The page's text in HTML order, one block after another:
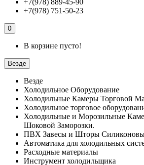
+7(978) 889-45-90
+7(978) 751-50-23
0
В корзине пусто!
Везде
Везде
Холодильное Оборудование
Холодильные Камеры Торговой
Холодильное торговое
Холодильные и Морозильные
Шоковой Заморозки.
ПВХ Завесы и Шторы
Автоматика для холодильных
Расходные материалы
Инструмент холодильщика